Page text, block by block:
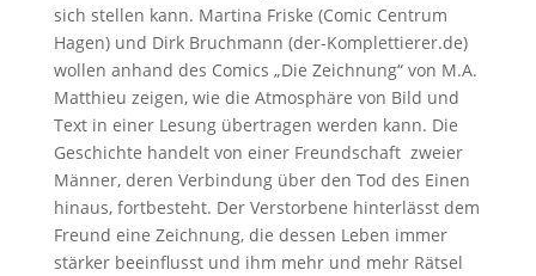
sich stellen kann. Martina Friske (Comic Centrum
Hagen) und Dirk Bruchmann (der-Komplettierer.de)
wollen anhand des Comics „Die Zeichnung“ von M.A.
Matthieu zeigen, wie die Atmosphäre von Bild und
Text in einer Lesung übertragen werden kann. Die
Geschichte handelt von einer Freundschaft zweier
Männer, deren Verbindung über den Tod des Einen
hinaus, fortbesteht. Der Verstorbene hinterlässt dem
Freund eine Zeichnung, die dessen Leben immer
stärker beeinflusst und ihm mehr und mehr Rätsel